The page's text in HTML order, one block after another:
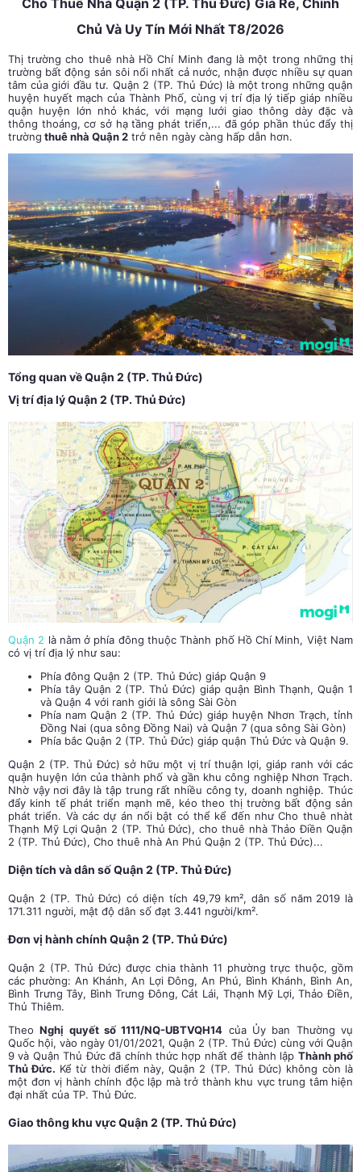
Cho Thuê Nhà Quận 2 (TP. Thủ Đức) Giá Rẻ, Chính
Chủ Và Uy Tín Mới Nhất T8/2026
Thị trường cho thuê nhà Hồ Chí Minh đang là một trong những thị
trường bất động sản sôi nổi nhất cả nước, nhận được nhiều sự quan
tâm của giới đầu tư. Quận 2 (TP. Thủ Đức) là một trong những quận
huyện huyết mạch của Thành Phố, cùng vị trí địa lý tiếp giáp nhiều
quận huyện lớn nhỏ khác, với mạng lưới giao thông dày đặc và
thông thoáng, cơ sở hạ tầng phát triển,... đã góp phần thúc đẩy thị
trường thuê nhà Quận 2 trở nên ngày càng hấp dẫn hơn.
Tổng quan về Quận 2 (TP. Thủ Đức)
Vị trí địa lý Quận 2 (TP. Thủ Đức)
Quận 2 là nằm ở phía đông thuộc Thành phố Hồ Chí Minh, Việt Nam
có vị trí địa lý như sau:
Phía đông Quận 2 (TP. Thủ Đức) giáp Quận 9
Phía tây Quận 2 (TP. Thủ Đức) giáp quận Bình Thạnh, Quận 1
và Quận 4 với ranh giới là sông Sài Gòn
Phía nam Quận 2 (TP. Thủ Đức) giáp huyện Nhơn Trạch, tỉnh
Đồng Nai (qua sông Đồng Nai) và Quận 7 (qua sông Sài Gòn)
Phía bắc Quận 2 (TP. Thủ Đức) giáp quận Thủ Đức và Quận 9.
Quận 2 (TP. Thủ Đức) sở hữu một vị trí thuận lợi, giáp ranh với các
quận huyện lớn của thành phố và gần khu công nghiệp Nhơn Trạch.
Nhờ vậy nơi đây là tập trung rất nhiều công ty, doanh nghiệp. Thúc
đẩy kinh tế phát triển mạnh mẽ, kéo theo thị trường bất động sản
phát triển. Và các dự án nổi bật có thể kể đến như Cho thuê nhàt
Thạnh Mỹ Lợi Quận 2 (TP. Thủ Đức), cho thuê nhà Thảo Điền Quận
2 (TP. Thủ Đức), Cho thuê nhà An Phú Quận 2 (TP. Thủ Đức)...
Diện tích và dân số Quận 2 (TP. Thủ Đức)
Quận 2 (TP. Thủ Đức) có diện tích 49,79 km², dân số năm 2019 là
171.311 người, mật độ dân số đạt 3.441 người/km².
Đơn vị hành chính Quận 2 (TP. Thủ Đức)
Quận 2 (TP. Thủ Đức) được chia thành 11 phường trực thuộc, gồm
các phường: An Khánh, An Lợi Đông, An Phú, Bình Khánh, Bình An,
Bình Trưng Tây, Bình Trưng Đông, Cát Lái, Thạnh Mỹ Lợi, Thảo Điền,
Thủ Thiêm.
TheoNghị quyết số 1111/NQ-UBTVQH14 của Ủy ban Thường vụ
Quốc hội, vào ngày 01/01/2021, Quận 2 (TP. Thủ Đức) cùng với Quận
9 và Quận Thủ Đức đã chính thức hợp nhất để thành lập Thành phố
Thủ Đức. Kể từ thời điểm này,Quận 2 (TP. Thủ Đức) không còn là
một đơn vị hành chính độc lập mà trở thành khu vực trung tâm hiện
đại nhất của TP. Thủ Đức.
Giao thông khu vực Quận 2 (TP. Thủ Đức)